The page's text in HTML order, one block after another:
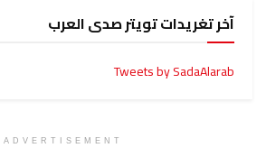
آخر تغريدات تويتر صدى العرب
Tweets by SadaAlarab
ADVERTISEMENT